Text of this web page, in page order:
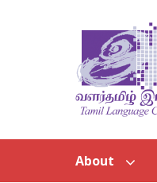
About